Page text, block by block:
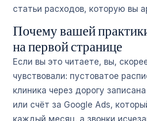
статьи расходов, которую вы
Почему вашей
на первой странице
Если вы это читаете, вы,
чувствовали: пустоватое
клиника через дорогу
или счёт за Google Ads,
каждый месяц, а звонки